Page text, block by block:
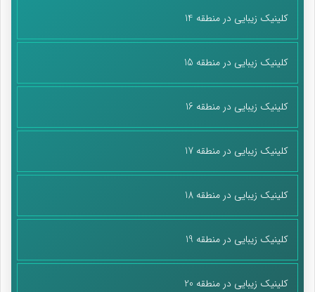
کلینیک زیبایی در منطقه 14
کلینیک زیبایی در منطقه 15
کلینیک زیبایی در منطقه 16
کلینیک زیبایی در منطقه 17
کلینیک زیبایی در منطقه 18
کلینیک زیبایی در منطقه 19
کلینیک زیبایی در منطقه 20